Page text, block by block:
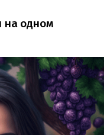
на одном